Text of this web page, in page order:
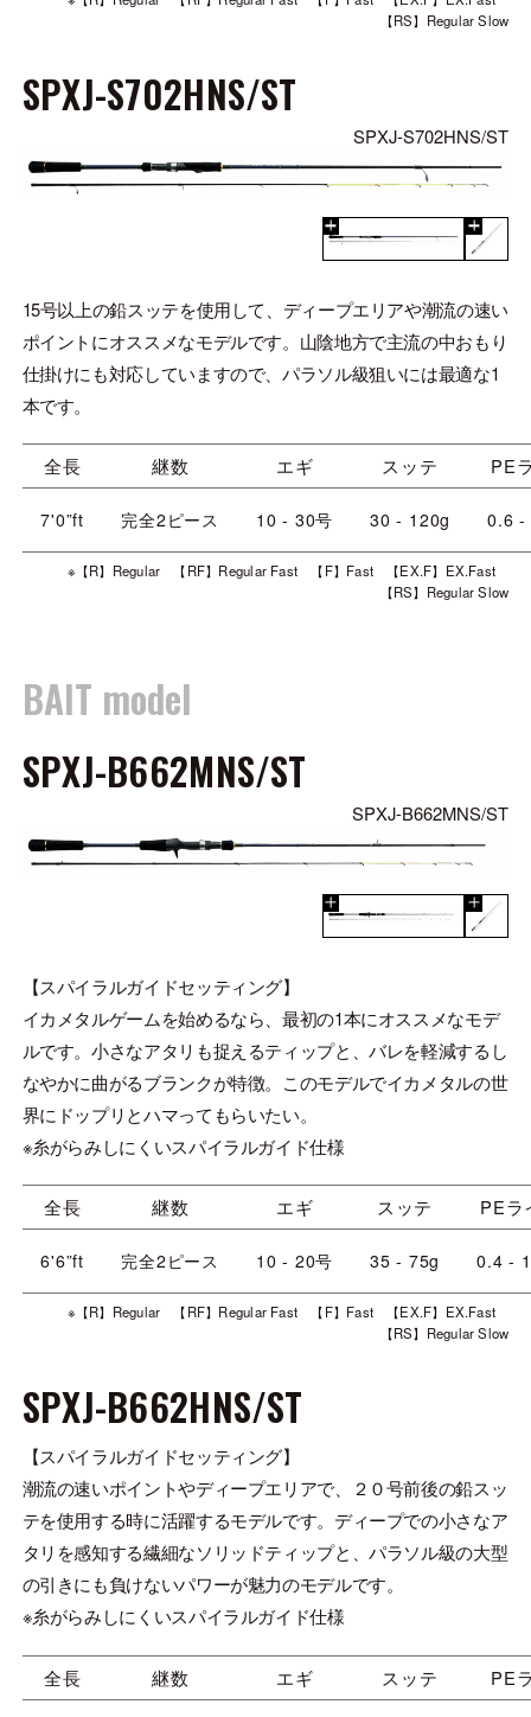
【RS】Regular Slow
SPXJ-S702HNS/ST
SPXJ-S702HNS/ST
15号以上の鉛スッテを使用して、ディープエリアや潮流の速い
ポイントにオススメなモデルです。山陰地方で主流の中おもり
仕掛けにも対応していますので、パラソル級狙いには最適な1
本です。
全長 継数 エギ スッテ PE
7'0”ft 完全2ピース 10 - 30号 30 - 120g 0.6 -
※【R】Regular 【RF】Regular Fast 【F】Fast 【EX.F】EX.Fast
【RS】Regular Slow
BAIT model
SPXJ-B662MNS/ST
SPXJ-B662MNS/ST
【スパイラルガイドセッティング】
イカメタルゲームを始めるなら、最初の1本にオススメなモデ
ルです。小さなアタリも捉えるティップと、バレを軽減するし
なやかに曲がるブランクが特徴。このモデルでイカメタルの世
界にドップリとハマってもらいたい。
※糸がらみしにくいスパイラルガイド仕様
全長 継数 エギ スッテ PEラ
6'6”ft 完全2ピース 10 - 20号 35 - 75g 0.4 -
※【R】Regular 【RF】Regular Fast 【F】Fast 【EX.F】EX.Fast
【RS】Regular Slow
SPXJ-B662HNS/ST
【スパイラルガイドセッティング】
潮流の速いポイントやディープエリアで、２０号前後の鉛スッ
テを使用する時に活躍するモデルです。ディープでの小さなア
タリを感知する繊細なソリッドティップと、パラソル級の大型
の引きにも負けないパワーが魅力のモデルです。
※糸がらみしにくいスパイラルガイド仕様
全長 継数 エギ スッテ PE